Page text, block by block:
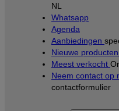
NL
Whatsapp
Agenda
Aanbiedingen
Nieuwe producten
Meest verkocht
Neem contact op
contactformulier